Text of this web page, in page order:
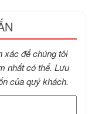
xác để chúng tôi
nhất có thể. Lưu
của quý khách.